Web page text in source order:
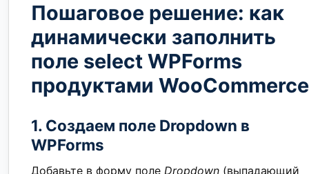
Пошаговое решение: как
динамически заполнить
поле select WPForms
продуктами WooCommerce
1. Создаем поле Dropdown в
WPForms
Добавьте в форму поле Dropdown (выпадающий